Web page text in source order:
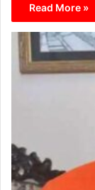
Read More »